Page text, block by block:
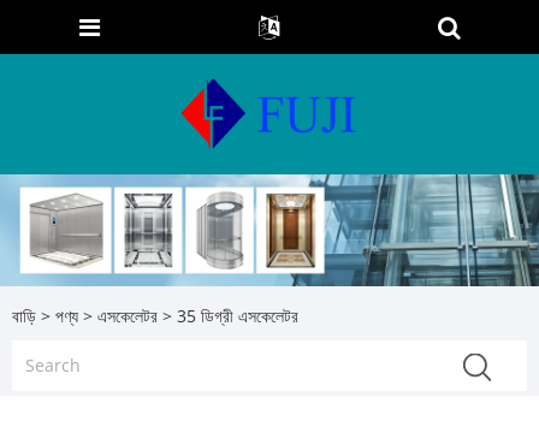
বাড়ি > পণ্য > এসকেলেটর > 35 ডিগ্রী এসকেলেটর